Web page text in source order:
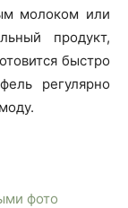
молоком или
продукт,
быстро
регулярно
фото